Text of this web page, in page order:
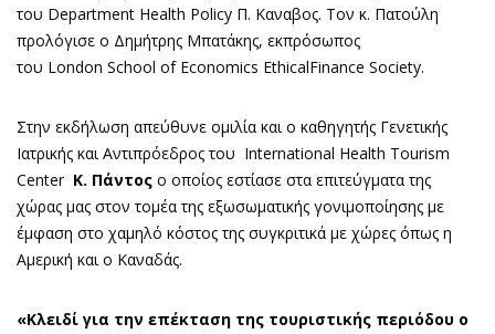
του Department Health Policy Π. Καναβος. Τον κ. Πατούλη
προλόγισε ο Δημήτρης Μπατάκης, εκπρόσωπος
του London School of Economics EthicalFinance Society.
Στην εκδήλωση απεύθυνε ομιλία και ο καθηγητής Γενετικής
Ιατρικής και Αντιπρόεδρος του International Health Tourism
Center Κ. Πάντος ο οποίος εστίασε στα επιτεύγματα της
χώρας μας στον τομέα της εξωσωματικής γονιμοποίησης με
έμφαση στο χαμηλό κόστος της συγκριτικά με χώρες όπως η
Αμερική και ο Καναδάς.
«Κλειδί για την επέκταση της τουριστικής περιόδου ο